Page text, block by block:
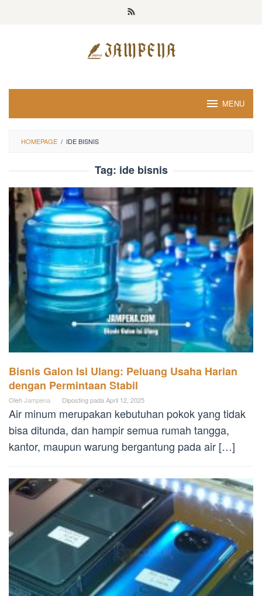
MENU
HOMEPAGE / IDE BISNIS
Tag: ide bisnis
Bisnis Galon Isi Ulang: Peluang Usaha Harian
dengan Permintaan Stabil
OlehJampena Diposting pada April 12, 2025
Air minum merupakan kebutuhan pokok yang tidak
bisa ditunda, dan hampir semua rumah tangga,
kantor, maupun warung bergantung pada air […]